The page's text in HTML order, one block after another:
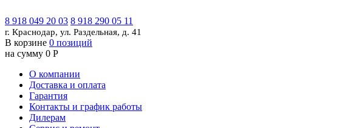
8 918 049 20 03 8 918 290 05 11
г. Краснодар, ул. Раздельная, д. 41
В корзине 0 позиций
на сумму 0 Р
О компании
Доставка и оплата
Гарантия
Контакты и график работы
Дилерам